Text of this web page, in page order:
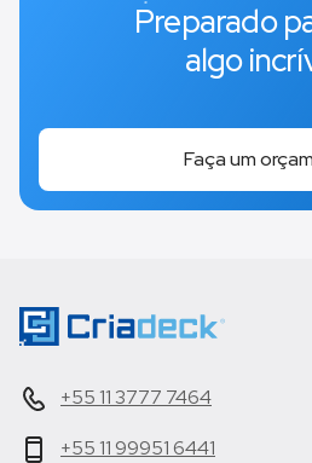
Preparado
algo
Faça um
+55 11 3777 7464
+55 11 99951 6441